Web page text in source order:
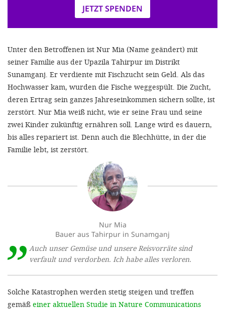
JETZT SPENDEN
Unter den Betroffenen ist Nur Mia (Name geändert) mit
seiner Familie aus der Upazila Tahirpur im Distrikt
Sunamganj. Er verdiente mit Fischzucht sein Geld. Als das
Hochwasser kam, wurden die Fische weggespült. Die Zucht,
deren Ertrag sein ganzes Jahreseinkommen sichern sollte, ist
zerstört. Nur Mia weiß nicht, wie er seine Frau und seine
zwei Kinder zukünftig ernähren soll. Lange wird es dauern,
bis alles repariert ist. Denn auch die Blechhütte, in der die
Familie lebt, ist zerstört.
Auch unser Gemüse und unsere Reisvorräte sind
verfault und verdorben. Ich habe alles verloren.
Nur Mia
Bauer aus Tahirpur in Sunamganj
Solche Katastrophen werden stetig steigen und treffen
gemäß einer aktuellen Studie in Nature Communications